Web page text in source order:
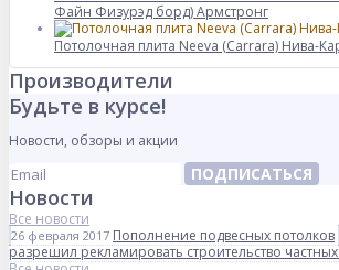
Файн Физурэд борд) Армстронг
Потолочная плита Neeva (Carrara) Нива-
Производители
Будьте в курсе!
Новости, обзоры и акции
ПОДПИСАТЬСЯ
Новости
Все новости
26 февраля 2017 Пополнение подвесных потолков
разрешил рекламировать строительство